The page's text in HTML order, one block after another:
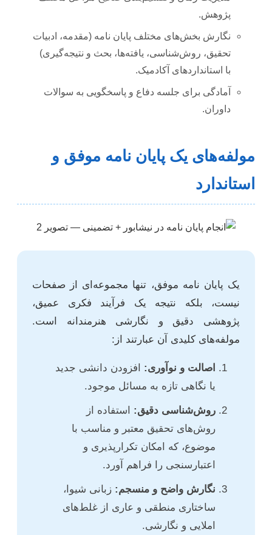
پژوهش.
نگارش بخش‌های مختلف پایان نامه (مقدمه، ادبیات
تحقیق، روش‌شناسی، یافته‌ها، بحث و نتیجه‌گیری)
با استانداردهای آکادمیک.
آمادگی برای جلسه دفاع و پاسخگویی به سوالات
داوران.
مولفه‌های یک پایان نامه موفق و
استاندارد
یک پایان نامه موفق، تنها مجموعه‌ای از صفحات
نیست، بلکه نتیجه یک فرآیند فکری عمیق،
پژوهشی دقیق و نگارشی هنرمندانه است.
مولفه‌های کلیدی آن عبارتند از:
اصالت و نوآوری: افزودن دانشی جدید
یا نگاهی تازه به مسائل موجود.
روش‌شناسی دقیق: استفاده از
روش‌های تحقیق معتبر و مناسب با
موضوع، که امکان تکرارپذیری و
اعتبارسنجی را فراهم آورد.
نگارش واضح و منسجم: زبانی شیوا،
ساختاری منطقی و عاری از غلط‌های
املایی و نگارشی.